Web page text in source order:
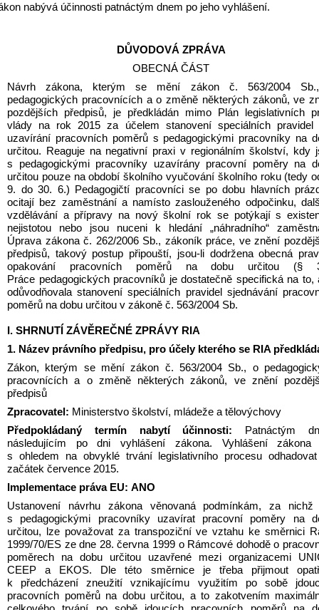
nabývá účinnosti patnáctým dnem po jeho vyhlášení.
DŮVODOVÁ ZPRÁVA
OBECNÁ ČÁST
Návrh zákona, kterým se mění zákon č. 563/2004
pedagogických pracovnících a o změně některých zákonů, ve
pozdějších předpisů, je předkládán mimo Plán legislativních
vlády na rok 2015 za účelem stanovení speciálních pravidel
uzavírání pracovních poměrů s pedagogickými pracovníky na
určitou. Reaguje na negativní praxi v regionálním školství, kdy
s pedagogickými pracovníky uzavírány pracovní poměry na
určitou pouze na období školního vyučování školního roku (tedy
9. do 30. 6.) Pedagogičtí pracovníci se po dobu hlavních
ocitají bez zaměstnání a namísto zaslouženého odpočinku,
vzdělávání a přípravy na nový školní rok se potýkají s
nejistotou nebo jsou nuceni k hledání „náhradního“
Úprava zákona č. 262/2006 Sb., zákoník práce, ve znění
předpisů, takový postup připouští, jsou-li dodržena obecná
opakování pracovních poměrů na dobu určitou (§
Práce pedagogických pracovníků je dostatečně specifická na to,
odůvodňovala stanovení speciálních pravidel sjednávání
poměrů na dobu určitou v zákoně č. 563/2004 Sb.
I. SHRNUTÍ ZÁVĚREČNÉ ZPRÁVY RIA
1. Název právního předpisu, pro účely kterého se RIA
Zákon, kterým se mění zákon č. 563/2004 Sb., o
pracovnících a o změně některých zákonů, ve znění
předpisů
Zpracovatel: Ministerstvo školství, mládeže a tělovýchovy
Předpokládaný termín nabytí účinnosti: Patnáctým
následujícím po dni vyhlášení zákona. Vyhlášení zákona
s ohledem na obvyklé trvání legislativního procesu
začátek července 2015.
Implementace práva EU: ANO
Ustanovení návrhu zákona věnovaná podmínkám, za nichž
s pedagogickými pracovníky uzavírat pracovní poměry na
určitou, lze považovat za transpoziční ve vztahu ke směrnici
1999/70/ES ze dne 28. června 1999 o Rámcové dohodě o
poměrech na dobu určitou uzavřené mezi organizacemi
CEEP a EKOS. Dle této směrnice je třeba přijmout
k předcházení zneužití vznikajícímu využitím po sobě
pracovních poměrů na dobu určitou, a to zakotvením